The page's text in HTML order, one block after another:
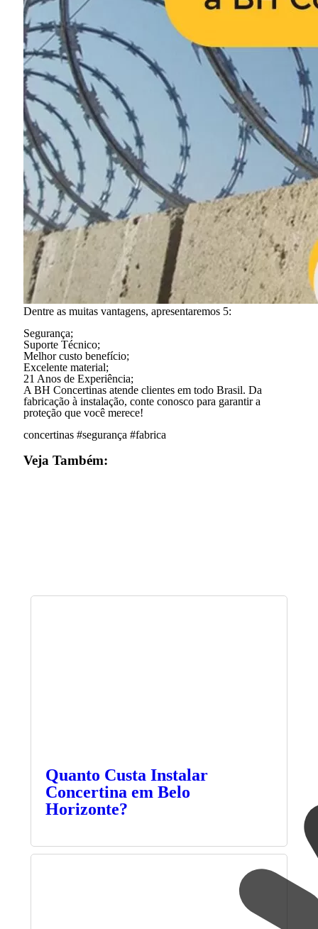
Dentre as muitas vantagens, apresentaremos 5:
Segurança;
Suporte Técnico;
Melhor custo benefício;
Excelente material;
21 Anos de Experiência;
A BH Concertinas atende clientes em todo Brasil. Da
fabricação à instalação, conte conosco para garantir a
proteção que você merece!
concertinas #segurança #fabrica
Veja Também:
Quanto Custa Instalar
Concertina em Belo
Horizonte?